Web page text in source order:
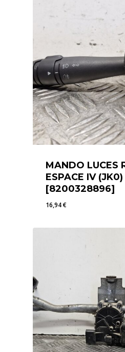
MANDO LUCES
ESPACE IV (JK0)
[8200328896]
16,94€